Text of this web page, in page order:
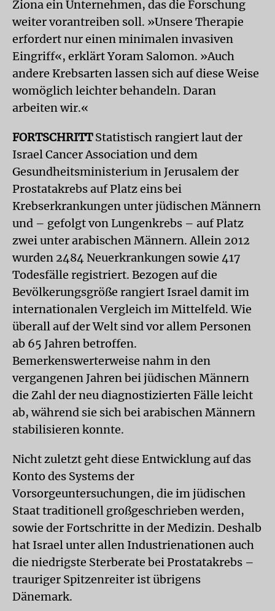
Ziona ein Unternehmen, das die Forschung
weiter vorantreiben soll. »Unsere Therapie
erfordert nur einen minimalen invasiven
Eingriff«, erklärt Yoram Salomon. »Auch
andere Krebsarten lassen sich auf diese Weise
womöglich leichter behandeln. Daran
arbeiten wir.«
FORTSCHRITTStatistisch rangiert laut der
Israel Cancer Association und dem
Gesundheitsministerium in Jerusalem der
Prostatakrebs auf Platz eins bei
Krebserkrankungen unter jüdischen Männern
und – gefolgt von Lungenkrebs – auf Platz
zwei unter arabischen Männern. Allein 2012
wurden 2484 Neuerkrankungen sowie 417
Todesfälle registriert. Bezogen auf die
Bevölkerungsgröße rangiert Israel damit im
internationalen Vergleich im Mittelfeld. Wie
überall auf der Welt sind vor allem Personen
ab 65 Jahren betroffen.
Bemerkenswerterweise nahm in den
vergangenen Jahren bei jüdischen Männern
die Zahl der neu diagnostizierten Fälle leicht
ab, während sie sich bei arabischen Männern
stabilisieren konnte.
Nicht zuletzt geht diese Entwicklung auf das
Konto des Systems der
Vorsorgeuntersuchungen, die im jüdischen
Staat traditionell großgeschrieben werden,
sowie der Fortschritte in der Medizin. Deshalb
hat Israel unter allen Industrienationen auch
die niedrigste Sterberate bei Prostatakrebs –
trauriger Spitzenreiter ist übrigens
Dänemark.